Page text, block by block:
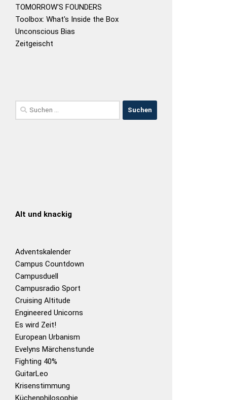
TOMORROW'S FOUNDERS
Toolbox: What's Inside the Box
Unconscious Bias
Zeitgeischt
Alt und knackig
Adventskalender
Campus Countdown
Campusduell
Campusradio Sport
Cruising Altitude
Engineered Unicorns
Es wird Zeit!
European Urbanism
Evelyns Märchenstunde
Fighting 40%
GuitarLeo
Krisenstimmung
Küchenphilosophie